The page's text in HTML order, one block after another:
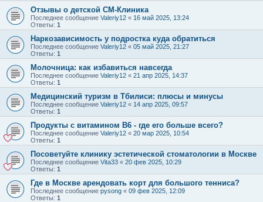
Отзывы о детской СМ-Клиника
Последнее сообщение Valeriy12 « 16 май 2025, 13:24
Ответы: 1
Наркозависимость у подростка куда обратиться
Последнее сообщение Valeriy12 « 05 май 2025, 21:27
Ответы: 1
Молочница: как избавиться навсегда
Последнее сообщение Valeriy12 « 21 апр 2025, 14:37
Ответы: 1
Медицинский туризм в Тбилиси: плюсы и минусы
Последнее сообщение Valeriy12 « 14 апр 2025, 09:57
Ответы: 1
Продукты с витамином B6 - где его больше всего?
Последнее сообщение Valeriy12 « 20 мар 2025, 10:54
Ответы: 1
Посоветуйте клинику эстетической стоматологии в Москве
Последнее сообщение Vita33 « 20 фев 2025, 10:29
Ответы: 1
Где в Москве арендовать корт для большого тенниса?
Последнее сообщение pysong « 09 фев 2025, 12:09
Ответы: 1